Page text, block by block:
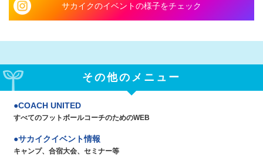
サカイクのイベントの様子をチェック
その他のメニュー
COACH UNITED
すべてのフットボールコーチのためのWEB
サカイクイベント情報
キャンプ、合宿大会、セミナー等